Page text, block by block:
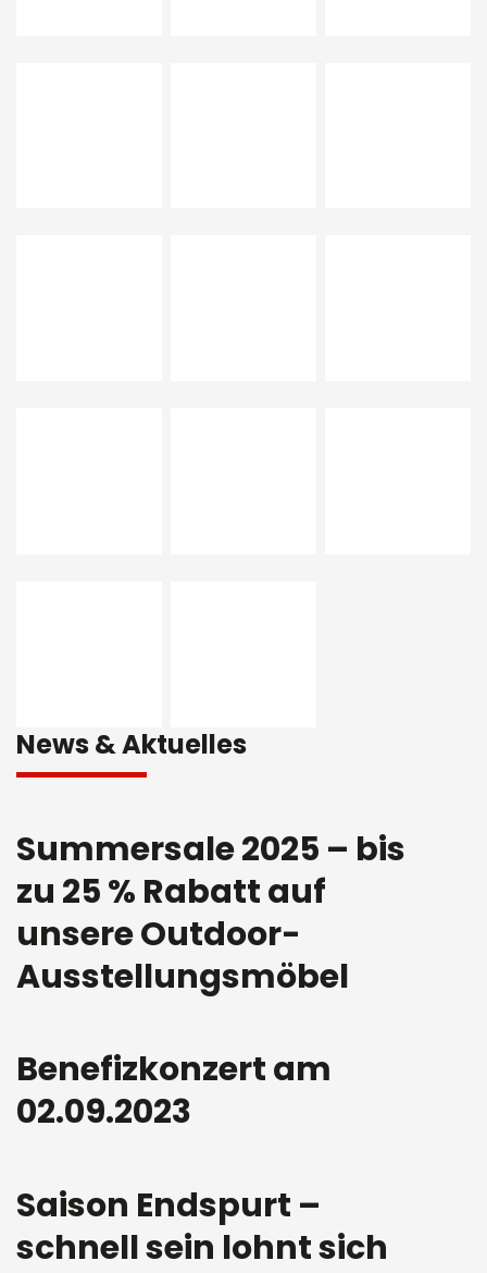
News & Aktuelles
Summersale 2025 – bis
zu 25 % Rabatt auf
unsere Outdoor-
Ausstellungsmöbel
Benefizkonzert am
02.09.2023
Saison Endspurt –
schnell sein lohnt sich